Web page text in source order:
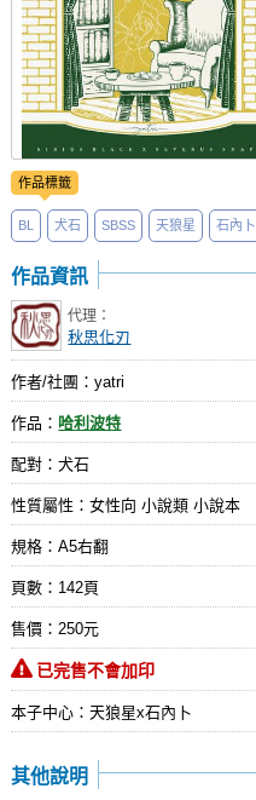
作品標籤
BL 犬石 SBSS 天狼星 石內卜
作品資訊
代理：
秋思化刃
作者/社團：yatri
作品： 哈利波特
配對：犬石
性質屬性：女性向 小說類 小說本
規格：A5右翻
頁數：142頁
售價：250元
已完售不會加印
本子中心：天狼星x石內卜
其他說明